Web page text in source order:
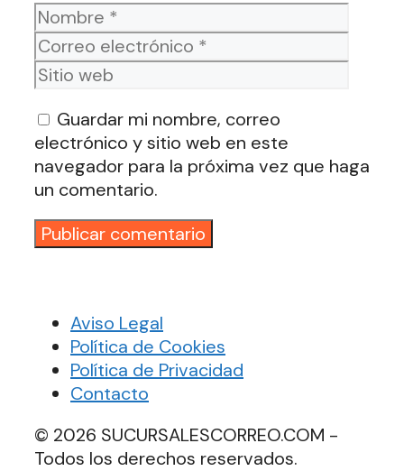
Nombre
web
Guardar mi nombre, correo
electrónico y sitio web en este
navegador para la próxima vez que haga
un comentario.
Aviso Legal
Política de Cookies
Política de Privacidad
Contacto
© 2026 SUCURSALESCORREO.COM -
Todos los derechos reservados.